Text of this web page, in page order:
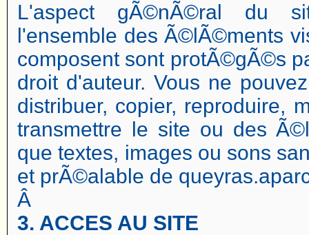
L'aspect gÃ©nÃ©ral du
l'ensemble des Ã©lÃ©ments
composent sont protÃ©gÃ©s
droit d'auteur. Vous ne
distribuer, copier, reproduire,
transmettre le site ou des
que textes, images ou sons
et prÃ©alable de
Â
3. ACCES AU SITE